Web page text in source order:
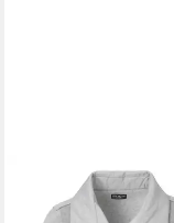
VIA APPIA DUE
mit Stepp-Details